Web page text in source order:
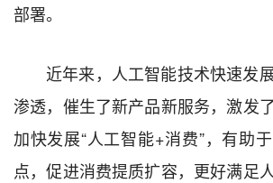
部署。
近年来，人工智能技术快速发
渗透，催生了新产品新服务，激发
加快发展“人工智能+消费”，有助
点，促进消费提质扩容，更好满足